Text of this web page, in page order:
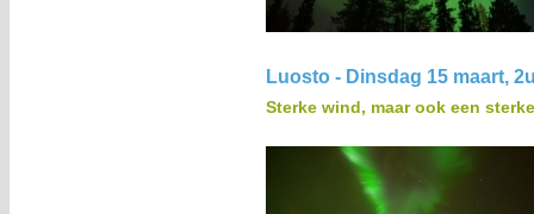
Luosto - Dinsdag 15 maart,
Sterke wind, maar ook een